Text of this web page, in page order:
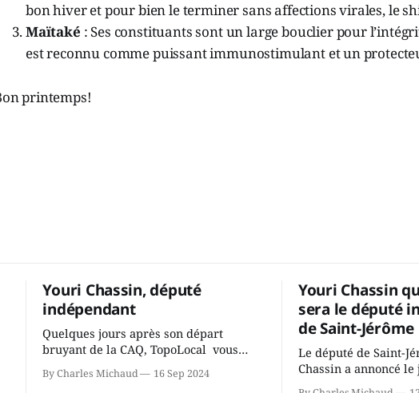
bon hiver et pour bien le terminer sans affections virales, le
Maïtaké : Ses constituants sont un large bouclier pour
est reconnu comme puissant immunostimulant et un
printemps!
Youri Chassin, député
indépendant
Quelques jours après son départ
bruyant de la CAQ, TopoLocal vous
présente une conversation avec Youri
Chassin. Nous avons causé de sa
By Charles Michaud 16 Sep 2024
Youri Chassin
sera le député
de Saint-Jérôme
Le député de Saint-
Chassin a annoncé le
septembre qu'il